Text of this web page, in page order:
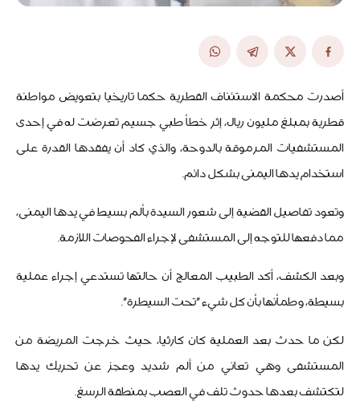
أصدرت محكمة الاستئناف القطرية حكما تاريخيا بتعويض مواطنة
قطرية بمبلغ مليون ريال، إثر خطأ طبي جسيم تعرضت له في إحدى
المستشفيات المرموقة بالدوحة، والذي كاد أن يفقدها القدرة على
استخدام يدها اليمنى بشكل دائم.
وتعود تفاصيل القضية إلى شعور السيدة بألم بسيط في يدها اليمنى،
مما دفعها للتوجه إلى المستشفى لإجراء الفحوصات اللازمة.
وبعد الكشف، أكد الطبيب المعالج أن حالتها تستدعي إجراء عملية
بسيطة، وطمأنها بأن كل شيء "تحت السيطرة".
لكن ما حدث بعد العملية كان كارثيا، حيث خرجت المريضة من
المستشفى وهي تعاني من ألم شديد وعجز عن تحريك يدها
لتكتشف بعدها حدوث تلف في العصب بمنطقة الرسغ.